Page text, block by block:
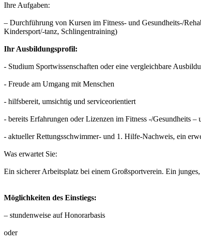
Ihre Aufgaben:
– Durchführung von Kursen im Fitness- und Gesundheits-/
Kindersport/-tanz, Schlingentraining)
Ihr Ausbildungsprofil:
- Studium Sportwissenschaften oder eine vergleichbare
- Freude am Umgang mit Menschen
- hilfsbereit, umsichtig und serviceorientiert
- bereits Erfahrungen oder Lizenzen im Fitness -/Gesundheits
- aktueller Rettungsschwimmer- und 1. Hilfe-Nachweis, ein
Was erwartet Sie:
Ein sicherer Arbeitsplatz bei einem Großsportverein. Ein
Möglichkeiten des Einstiegs:
– stundenweise auf Honorarbasis
oder